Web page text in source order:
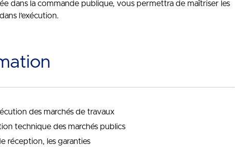
dans la commande publique, vous permettra de maîtriser les
l’exécution.
des marchés de travaux
technique des marchés publics
réception, les garanties